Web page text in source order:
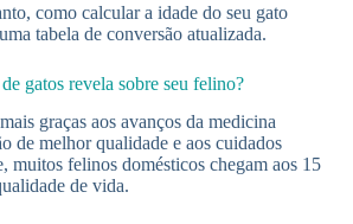
como calcular a idade do seu gato
tabela de conversão atualizada.
gatos revela sobre seu felino?
graças aos avanços da medicina
de melhor qualidade e aos cuidados
muitos felinos domésticos chegam aos 15
de vida.